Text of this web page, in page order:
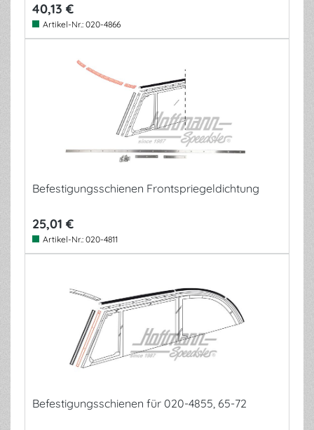
40,13 €
Artikel-Nr.: 020-4866
Befestigungsschienen Frontspriegeldichtung
25,01 €
Artikel-Nr.: 020-4811
Befestigungsschienen für 020-4855, 65-72